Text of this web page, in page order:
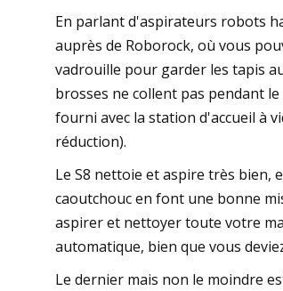
En parlant d'aspirateurs robots
auprès de Roborock, où vous
vadrouille pour garder les tapis
brosses ne collent pas pendant
fourni avec la station d'accueil à
réduction).
Le S8 nettoie et aspire très bien,
caoutchouc en font une bonne
aspirer et nettoyer toute votre
automatique, bien que vous
Le dernier mais non le moindre